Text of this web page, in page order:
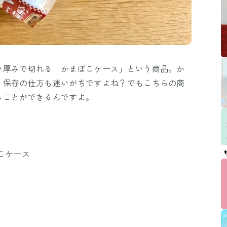
みで切れる かまぼこケース」という商品。か
存の仕方も迷いがちですよね？でもこちらの商
とができるんですよ。
ケース